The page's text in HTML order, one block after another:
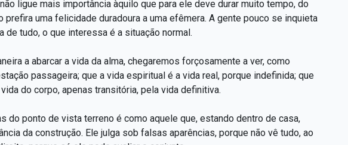
ligue mais importância àquilo que para ele deve durar muito tempo, do
prefira uma felicidade duradoura a uma efêmera. A gente pouco se inquieta
tudo, o que interessa é a situação normal.
a abarcar a vida da alma, chegaremos forçosamente a ver, como
passageira; que a vida espiritual é a vida real, porque indefinida; que
do corpo, apenas transitória, pela vida definitiva.
do ponto de vista terreno é como aquele que, estando dentro de casa,
da construção. Ele julga sob falsas aparências, porque não vê tudo, ao